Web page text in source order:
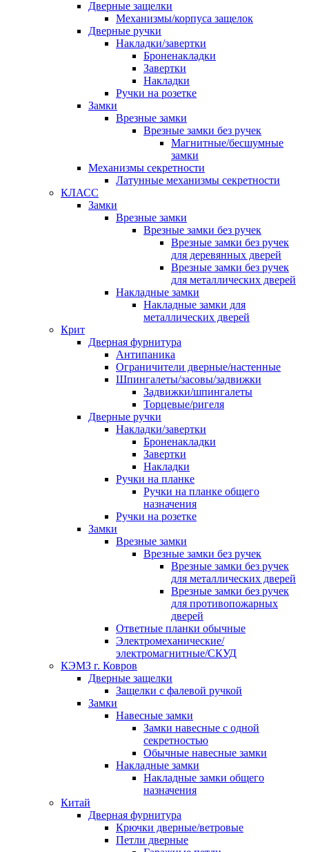
Дверные защелки
Механизмы/корпуса защелок
Дверные ручки
Накладки/завертки
Броненакладки
Завертки
Накладки
Ручки на розетке
Замки
Врезные замки
Врезные замки без ручек
Магнитные/бесшумные
замки
Механизмы секретности
Латунные механизмы секретности
КЛАСС
Замки
Врезные замки
Врезные замки без ручек
Врезные замки без ручек
для деревянных дверей
Врезные замки без ручек
для металлических дверей
Накладные замки
Накладные замки для
металлических дверей
Крит
Дверная фурнитура
Антипаника
Ограничители дверные/настенные
Шпингалеты/засовы/задвижки
Задвижки/шпингалеты
Торцевые/ригеля
Дверные ручки
Накладки/завертки
Броненакладки
Завертки
Накладки
Ручки на планке
Ручки на планке общего
назначения
Ручки на розетке
Замки
Врезные замки
Врезные замки без ручек
Врезные замки без ручек
для металлических дверей
Врезные замки без ручек
для противопожарных
дверей
Ответные планки обычные
Электромеханические/
электромагнитные/СКУД
КЭМЗ г. Ковров
Дверные защелки
Защелки с фалевой ручкой
Замки
Навесные замки
Замки навесные с одной
секретностью
Обычные навесные замки
Накладные замки
Накладные замки общего
назначения
Китай
Дверная фурнитура
Крючки дверные/ветровые
Петли дверные